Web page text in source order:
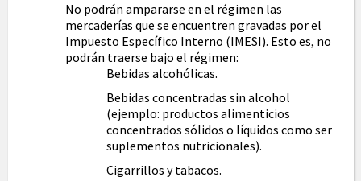
No podrán ampararse en el régimen las
mercaderías que se encuentren gravadas por el
Impuesto Específico Interno (IMESI). Esto es, no
podrán traerse bajo el régimen:
Bebidas alcohólicas.
Bebidas concentradas sin alcohol
(ejemplo: productos alimenticios
concentrados sólidos o líquidos como ser
suplementos nutricionales).
Cigarrillos y tabacos.